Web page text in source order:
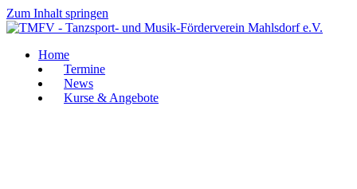
Zum Inhalt springen
Home
Termine
News
Kurse & Angebote